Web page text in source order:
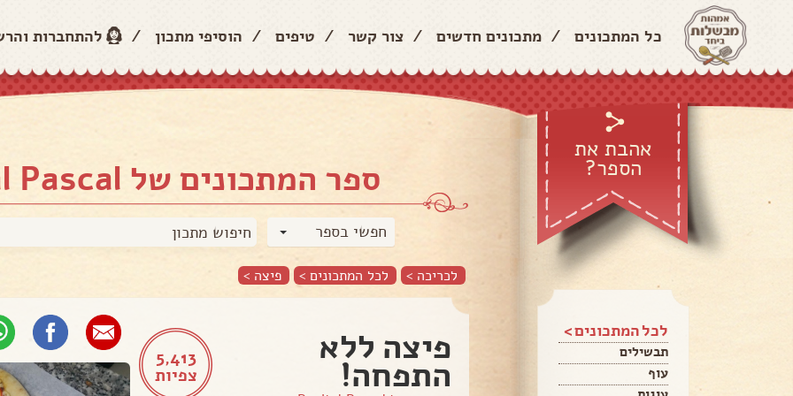
כל המתכונים / מתכונים חדשים / צור קשר / טיפים / הוסיפי מתכון / להתחברות
אהבת את
הספר?
לכל המתכונים >
תבשילים
עוף
ספר המתכונים של Revital Pascal
חפשי בספר
לכריכה > לכל המתכונים > פיצה >
5,413
צפיות
פיצה ללא
התפחה!